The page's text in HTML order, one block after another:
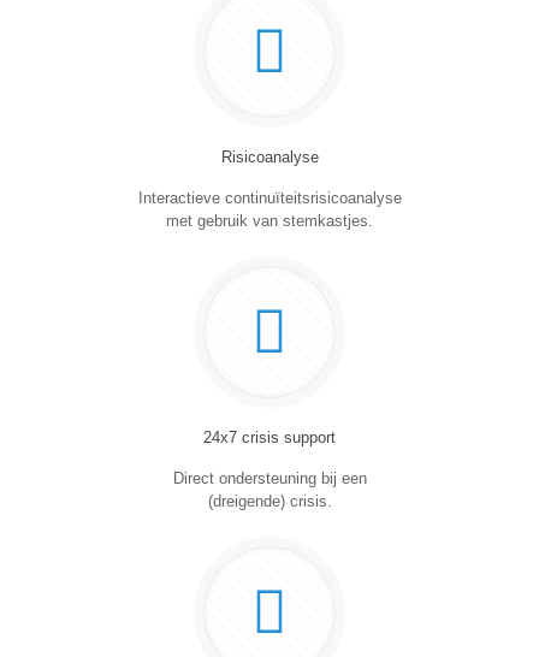
Risicoanalyse
Interactieve continuïteitsrisicoanalyse
met gebruik van stemkastjes.
24x7 crisis support
Direct ondersteuning bij een
(dreigende) crisis.